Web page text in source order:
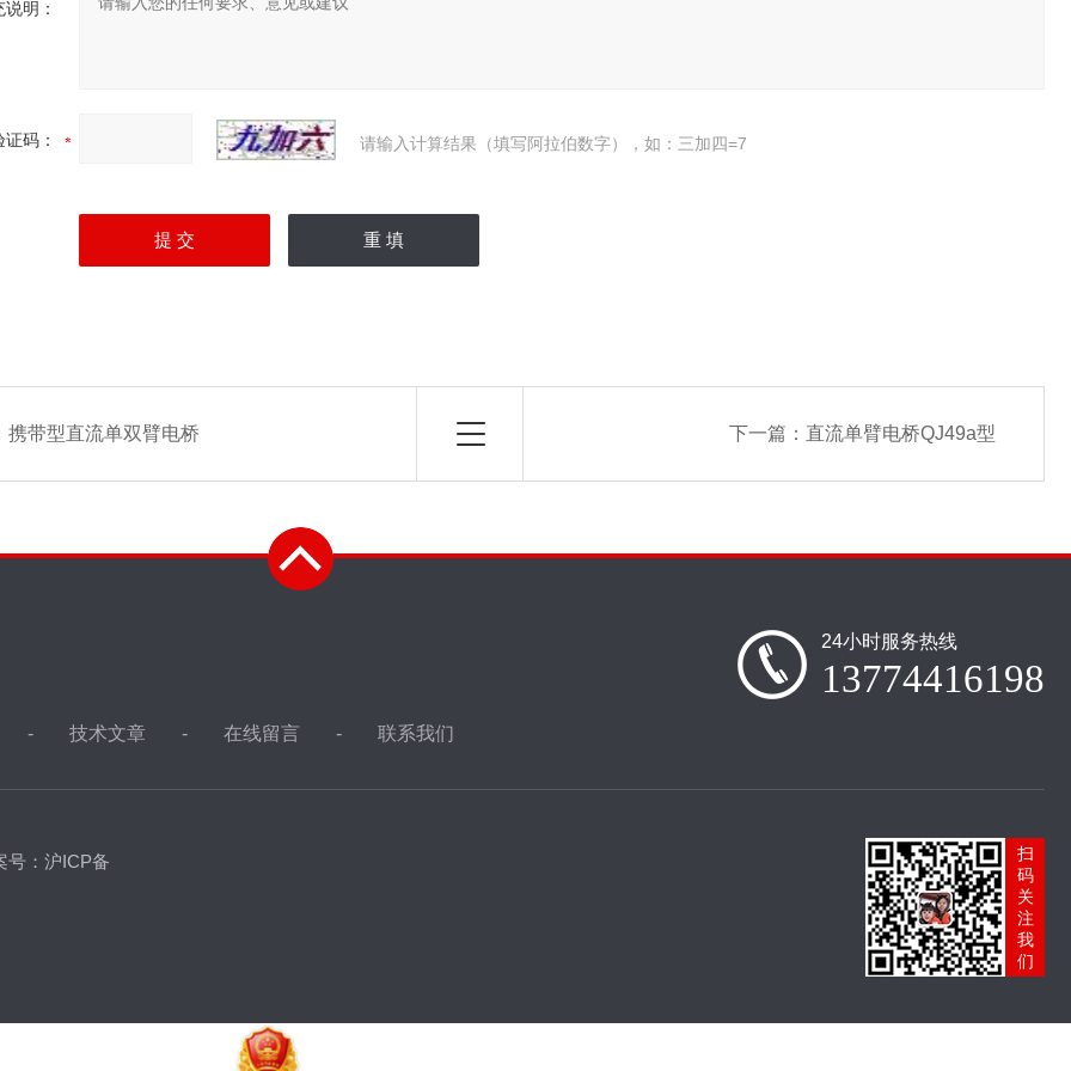
明：
证码： 请输入计算结果（填写阿拉伯数字），如：三加四=7
携带型直流单双臂电桥 下一篇： 直流单臂电桥QJ49a型
技术文章 在线留言 联系我们
24小时服务热线
13774416198
号：沪ICP备
扫
码
关
注
我
们